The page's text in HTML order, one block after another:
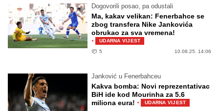
Dogovorili posao, pa odustali
Ma, kakav velikan: Fenerbahce se
zbog transfera Nike Jankovića
obrukao za sva vremena!
·
UDARNA VIJEST
5
10.08.25. 14:06
Janković u Fenerbahceu
Kakva bomba: Novi reprezentativac
BiH ide kod Mourinha za 5.6
miliona eura! · UDARNA VIJEST